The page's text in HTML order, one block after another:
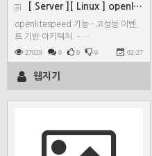
[ Server ][ Linux ] openlitesp…
openlitespeed 기능 - 고성능 이벤
트 기반 아키텍처. - …
27028 0 0 0 02-27
웹지기